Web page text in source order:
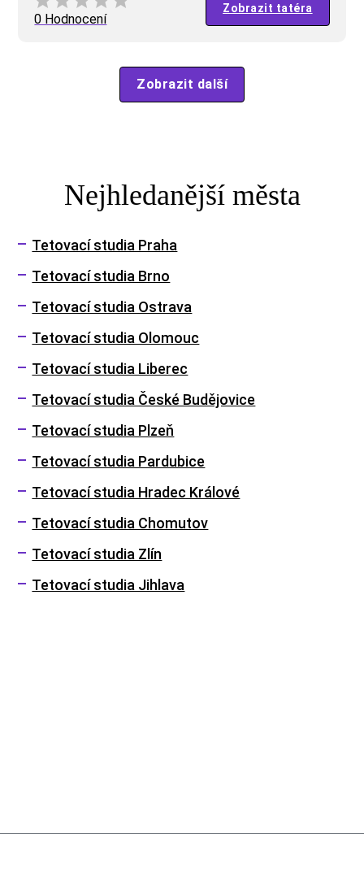
0 Hodnocení
Zobrazit tatéra
Zobrazit další
Nejhledanější města
Tetovací studia Praha
Tetovací studia Brno
Tetovací studia Ostrava
Tetovací studia Olomouc
Tetovací studia Liberec
Tetovací studia České Budějovice
Tetovací studia Plzeň
Tetovací studia Pardubice
Tetovací studia Hradec Králové
Tetovací studia Chomutov
Tetovací studia Zlín
Tetovací studia Jihlava